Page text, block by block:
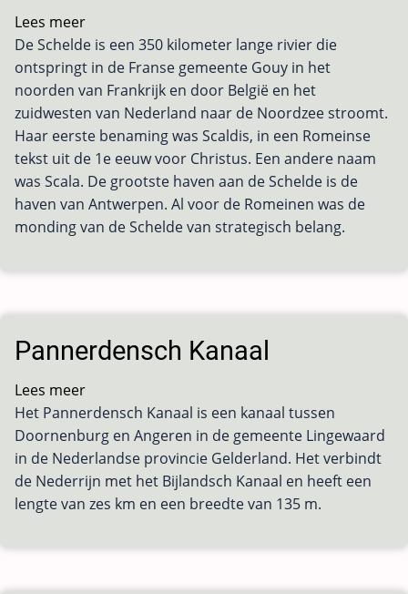
Lees meer
Schelde
De Schelde is een 350 kilometer lange rivier die
ontspringt in de Franse gemeente Gouy in het
noorden van Frankrijk en door België en het
zuidwesten van Nederland naar de Noordzee stroomt.
Haar eerste benaming was Scaldis, in een Romeinse
tekst uit de 1e eeuw voor Christus. Een andere naam
was Scala. De grootste haven aan de Schelde is de
haven van Antwerpen. Al voor de Romeinen was de
monding van de Schelde van strategisch belang.
Pannerdensch Kanaal
Lees meer
Pannerdensch
Kanaal
Het Pannerdensch Kanaal is een kanaal tussen
Doornenburg en Angeren in de gemeente Lingewaard
in de Nederlandse provincie Gelderland. Het verbindt
de Nederrijn met het Bijlandsch Kanaal en heeft een
lengte van zes km en een breedte van 135 m.